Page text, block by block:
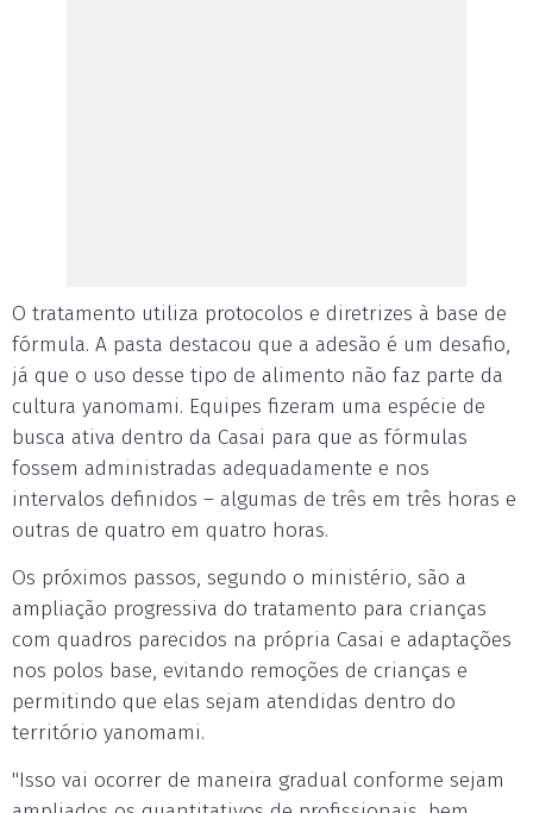
O tratamento utiliza protocolos e diretrizes à base de
fórmula. A pasta destacou que a adesão é um desafio,
já que o uso desse tipo de alimento não faz parte da
cultura yanomami. Equipes fizeram uma espécie de
busca ativa dentro da Casai para que as fórmulas
fossem administradas adequadamente e nos
intervalos definidos – algumas de três em três horas e
outras de quatro em quatro horas.
Os próximos passos, segundo o ministério, são a
ampliação progressiva do tratamento para crianças
com quadros parecidos na própria Casai e adaptações
nos polos base, evitando remoções de crianças e
permitindo que elas sejam atendidas dentro do
território yanomami.
"Isso vai ocorrer de maneira gradual conforme sejam